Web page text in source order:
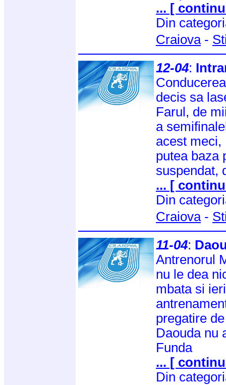
... [
Din
Craiova-
12-04:
decis sa
Farul, de
a
acest meci,
putea baza
suspendat,
... [
Din
Craiova-
11-04:
Antrenorul
nu le dea
mbata si
pregatire
Daouda nu
Funda
... [
Din